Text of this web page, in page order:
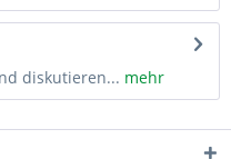
diskutieren... mehr